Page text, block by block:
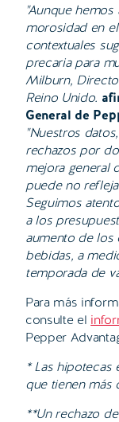
"Aunque
morosidad en
contextuales
precaria para
Milburn,
Reino Unido.
General de
"Nuestros
rechazos por
mejora general
puede no
Seguimos
a los
aumento de los
bebidas, a
temporada de
Para más
consulte el
Pepper
* Las hipotecas
que tienen más
**Un rechazo